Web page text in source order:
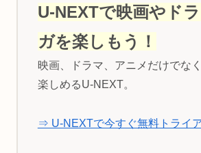
U-NEXTで映画やド
ガを楽しもう！
映画、ドラマ、アニメだけでな
楽しめるU-NEXT。
⇒ U-NEXTで今すぐ無料トライ